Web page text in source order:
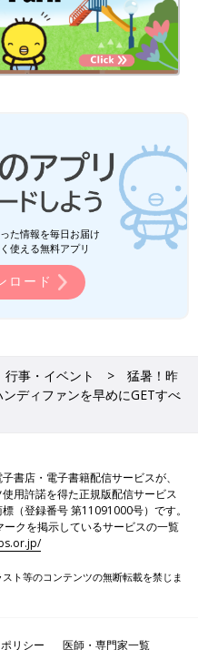
た情報を毎日お届け
使える無料アプリ
ロード
行事・イベント
猛暑！昨
ディファンを早めにGETすべ
書店・電子書籍配信サービスが、
用許諾を得た正規版配信サービス
（登録番号 第11091000号）です。
ークを掲示しているサービスの一覧
ト等のコンテンツの無断転載を禁じま
ポリシー 医師・専門家一覧